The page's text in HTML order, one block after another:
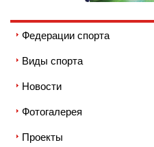
Федерации спорта
Виды спорта
Новости
Фотогалерея
Проекты